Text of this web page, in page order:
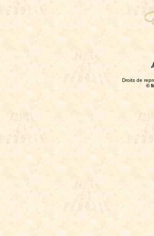
Droits de
©